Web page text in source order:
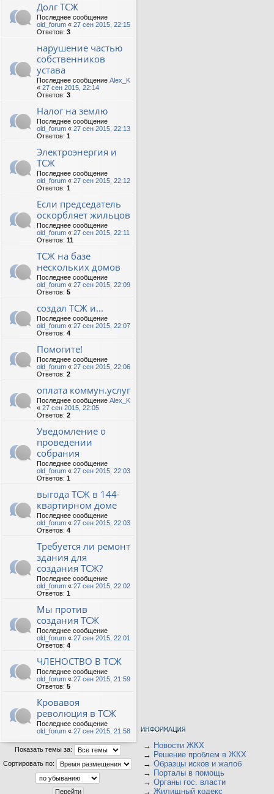
Долг ТСЖ
Последнее сообщение
old_forum « 27 сен 2015, 22:15
Ответов: 3
нарушение частью
собственников
устава
Последнее сообщение Alex_K
« 27 сен 2015, 22:14
Ответов: 3
Налог на землю
Последнее сообщение
old_forum « 27 сен 2015, 22:13
Ответов: 1
Электроэнергия и
ТСЖ
Последнее сообщение
old_forum « 27 сен 2015, 22:12
Ответов: 1
Если председатель
оскорбляет жильцов
Последнее сообщение
old_forum « 27 сен 2015, 22:11
Ответов: 11
ТСЖ на базе
нескольких домов
Последнее сообщение
old_forum « 27 сен 2015, 22:09
Ответов: 5
создал ТСЖ и...
Последнее сообщение
old_forum « 27 сен 2015, 22:07
Ответов: 4
Помогите!
Последнее сообщение
old_forum « 27 сен 2015, 22:06
Ответов: 2
оплата коммун.услуг
Последнее сообщение Alex_K
« 27 сен 2015, 22:05
Ответов: 2
Уведомление о
проведении
собрания
Последнее сообщение
old_forum « 27 сен 2015, 22:03
Ответов: 1
выгода ТСЖ в 144-
квартирном доме
Последнее сообщение
old_forum « 27 сен 2015, 22:03
Ответов: 4
Требуется ли ремонт
здания для
создания ТСЖ?
Последнее сообщение
old_forum « 27 сен 2015, 22:02
Ответов: 1
Мы против
создания ТСЖ
Последнее сообщение
old_forum « 27 сен 2015, 22:01
Ответов: 4
ЧЛЕНОСТВО В ТСЖ
Последнее сообщение
old_forum « 27 сен 2015, 21:59
Ответов: 5
Кровавоя
революция в ТСЖ
Последнее сообщение
old_forum « 27 сен 2015, 21:58
Показать темы за:
Сортировать по:
→ Новости ЖКХ
→ Решение проблем в ЖКХ
→ Образцы исков и жалоб
→ Порталы в помощь
→ Органы гос. власти
→ Жилищный кодекс